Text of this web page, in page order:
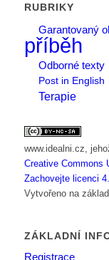
RUBRIKY
Garantovaný
příběh
Odborné texty
Post in English
Terapie
www.idealni.cz ,
Creative Commons
Zachovejte licenci
Vytvořeno na
ZÁKLADNÍ
Registrace